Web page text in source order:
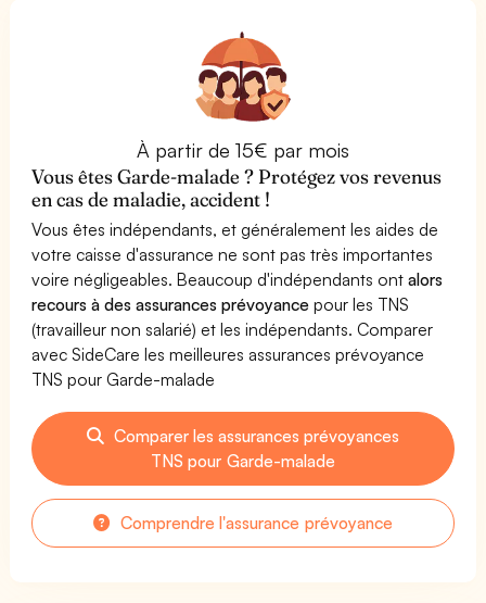
À partir de 15€ par mois
Vous êtes Garde-malade ? Protégez vos revenus
en cas de maladie, accident !
Vous êtes indépendants, et généralement les aides de
votre caisse d'assurance ne sont pas très importantes
voire négligeables. Beaucoup d'indépendants ontalors
recours à des assurances prévoyance pour les TNS
(travailleur non salarié) et les indépendants. Comparer
avec SideCare les meilleures assurances prévoyance
TNS pour Garde-malade
Comparer les assurances prévoyances
TNS pour Garde-malade
Comprendre l'assurance prévoyance